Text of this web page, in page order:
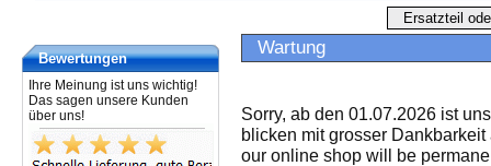
Wartung
Sorry, ab den 01.07.2026 ist
blicken mit grosser
our online shop will be
Bewertungen
Ihre Meinung ist uns wichtig!
Das sagen unsere Kunden
über uns!